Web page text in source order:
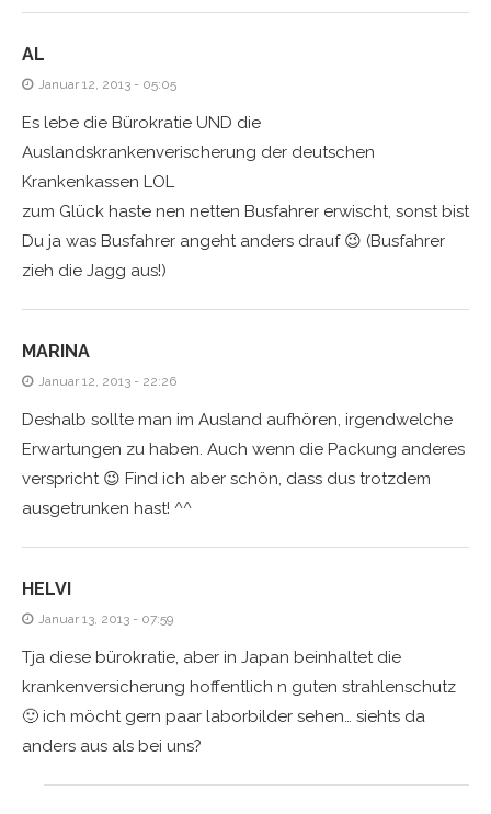
AL
Januar 12, 2013 - 05:05
Es lebe die Bürokratie UND die
Auslandskrankenverischerung der deutschen
Krankenkassen LOL
zum Glück haste nen netten Busfahrer erwischt, sonst bist
Du ja was Busfahrer angeht anders drauf 😉 (Busfahrer
zieh die Jagg aus!)
MARINA
Januar 12, 2013 - 22:26
Deshalb sollte man im Ausland aufhören, irgendwelche
Erwartungen zu haben. Auch wenn die Packung anderes
verspricht 😉 Find ich aber schön, dass dus trotzdem
ausgetrunken hast! ^^
HELVI
Januar 13, 2013 - 07:59
Tja diese bürokratie, aber in Japan beinhaltet die
krankenversicherung hoffentlich n guten strahlenschutz
🙂 ich möcht gern paar laborbilder sehen… siehts da
anders aus als bei uns?